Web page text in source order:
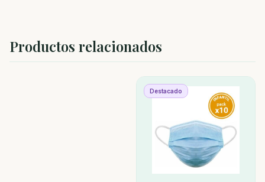
Productos relacionados
Destacado